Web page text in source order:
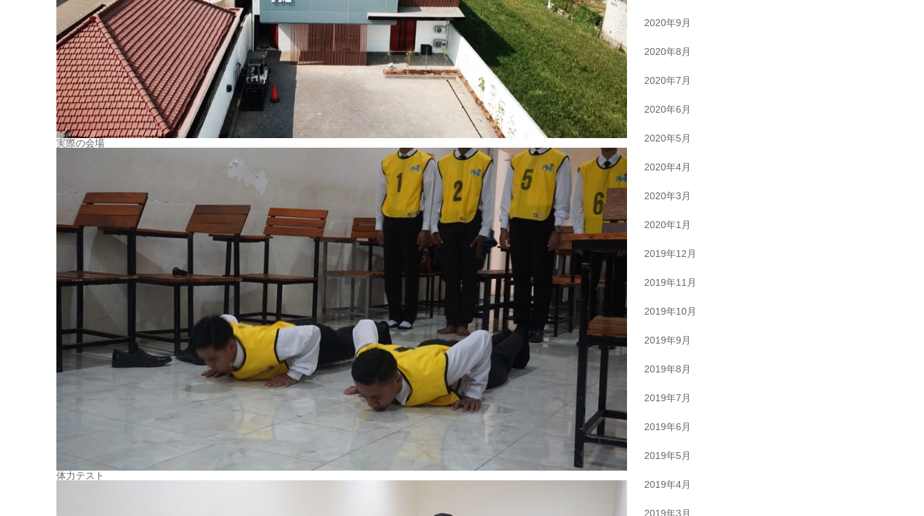
実際の会場
体力テスト
2020年9月
2020年8月
2020年7月
2020年6月
2020年5月
2020年4月
2020年3月
2020年1月
2019年12月
2019年11月
2019年10月
2019年9月
2019年8月
2019年7月
2019年6月
2019年5月
2019年4月
2019年3月